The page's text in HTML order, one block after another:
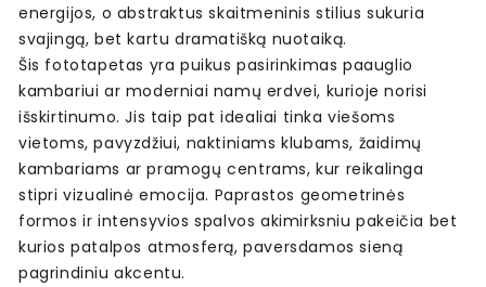
energijos, o abstraktus skaitmeninis stilius sukuria
svajingą, bet kartu dramatišką nuotaiką.
Šis fototapetas yra puikus pasirinkimas paauglio
kambariui ar moderniai namų erdvei, kurioje norisi
išskirtinumo. Jis taip pat idealiai tinka viešoms
vietoms, pavyzdžiui, naktiniams klubams, žaidimų
kambariams ar pramogų centrams, kur reikalinga
stipri vizualinė emocija. Paprastos geometrinės
formos ir intensyvios spalvos akimirksniu pakeičia bet
kurios patalpos atmosferą, paversdamos sieną
pagrindiniu akcentu.